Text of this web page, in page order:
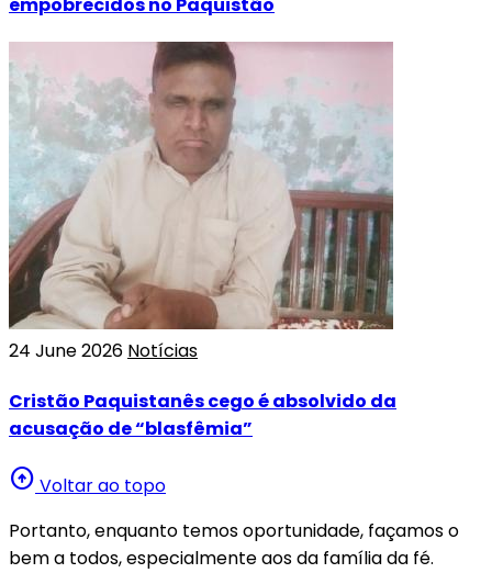
24 June 2026 Notícias
Cristão Paquistanês cego é absolvido da
acusação de “blasfêmia”
arrow_circle_up Voltar ao topo
Portanto, enquanto temos oportunidade, façamos o
bem a todos, especialmente aos da família da fé.